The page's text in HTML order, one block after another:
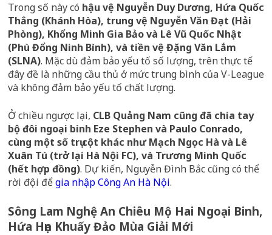
Trong số này có hậu vệ Nguyễn Duy Dương, Hứa Quốc
Thắng (Khánh Hòa), trung vệ Nguyễn Văn Đạt (Hải
Phòng), Khổng Minh Gia Bảo và Lê Vũ Quốc Nhật
(Phù Đổng Ninh Bình), và tiền vệ Đặng Văn Lắm
(SLNA). Mặc dù đảm bảo yếu tố số lượng, trên thực tế
đây đề là những cầu thủ ở mức trung bình của V-League
và không đảm bảo yếu tố chất lượng.
Ở chiều ngược lại, CLB Quảng Nam cũng đã chia tay
bộ đôi ngoại binh Eze Stephen và Paulo Conrado,
cùng một số trụ cột khác như Mạch Ngọc Hà và Lê
Xuân Tú (trở lại Hà Nội FC), và Trương Minh Quốc
(hết hợp đồng). Dự kiến, Nguyễn Đình Bắc cũng có thể
rời đội đểgia nhập Công An Hà Nội.
Sông Lam Nghệ An Chiêu Mộ Hai Ngoại Binh,
Hứa Hẹn Khuấy Đảo Mùa Giải Mới